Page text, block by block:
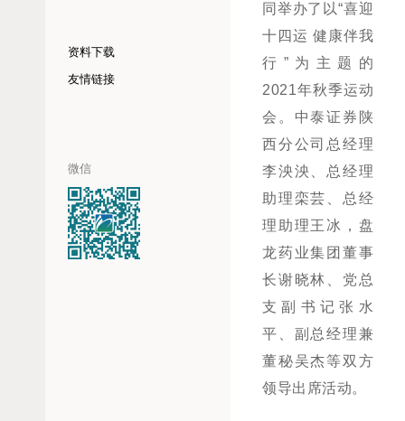
资料下载
友情链接
微信
同举办了以“喜迎
十四运 健康伴我
行”为主题的
2021年秋季运动
会。中泰证券陕
西分公司总经理
李泱泱、总经理
助理栾芸、总经
理助理王冰，盘
龙药业集团董事
长谢晓林、党总
支副书记张水
平、副总经理兼
董秘吴杰等双方
领导出席活动。